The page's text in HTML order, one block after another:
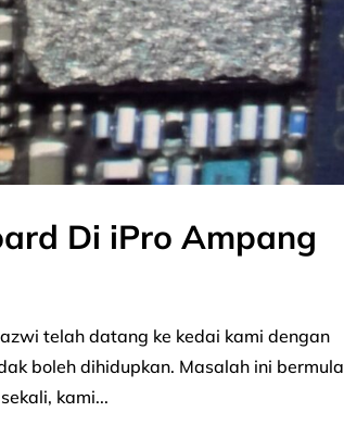
Di iPro Ampang
telah datang ke kedai kami dengan
boleh dihidupkan. Masalah ini bermula
kami...